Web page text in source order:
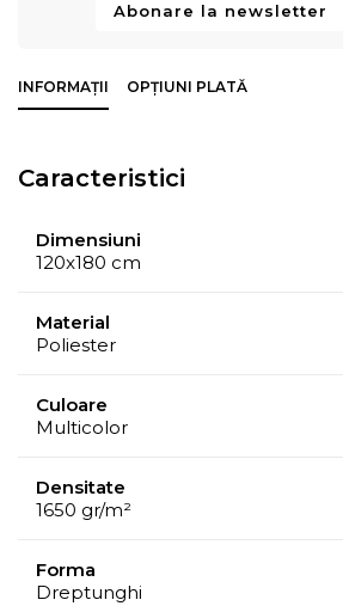
Abonare la newsletter
INFORMAȚII OPȚIUNI PLATĂ
Caracteristici
Dimensiuni
120x180 cm
Material
Poliester
Culoare
Multicolor
Densitate
1650 gr/m²
Forma
Dreptunghi